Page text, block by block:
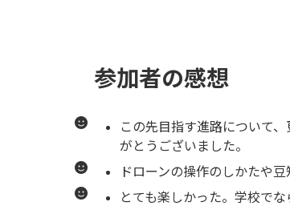
参加者の感想
この先目指す進路について
がとうございました。
ドローンの操作のしかたや
とても楽しかった。学校で